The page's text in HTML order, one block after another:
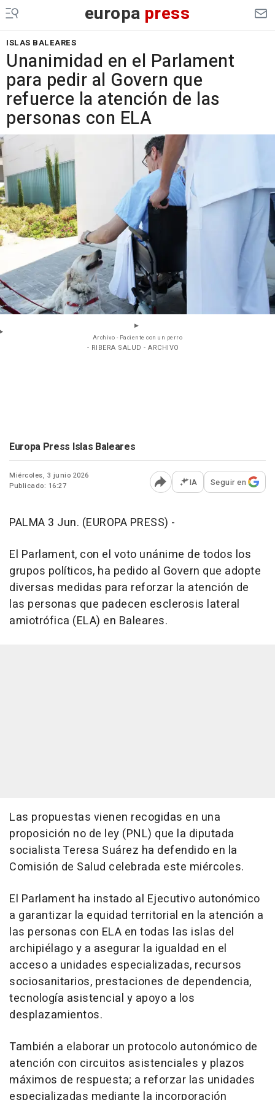
europa press
ISLAS BALEARES
Unanimidad en el Parlament
para pedir al Govern que
refuerce la atención de las
personas con ELA
Archivo - Paciente con un perro
- RIBERA SALUD - ARCHIVO
Europa Press Islas Baleares
Miércoles, 3 junio 2026
Publicado: 16:27
Abrir opciones para
IA Seguir en
PALMA 3 Jun. (EUROPA PRESS) -
El Parlament, con el voto unánime de todos los
grupos políticos, ha pedido al Govern que adopte
diversas medidas para reforzar la atención de
las personas que padecen esclerosis lateral
amiotrófica (ELA) en Baleares.
Las propuestas vienen recogidas en una
proposición no de ley (PNL) que la diputada
socialista Teresa Suárez ha defendido en la
Comisión de Salud celebrada este miércoles.
El Parlament ha instado al Ejecutivo autonómico
a garantizar la equidad territorial en la atención a
las personas con ELA en todas las islas del
archipiélago y a asegurar la igualdad en el
acceso a unidades especializadas, recursos
sociosanitarios, prestaciones de dependencia,
tecnología asistencial y apoyo a los
desplazamientos.
También a elaborar un protocolo autonómico de
atención con circuitos asistenciales y plazos
máximos de respuesta; a reforzar las unidades
especializadas mediante la incorporación